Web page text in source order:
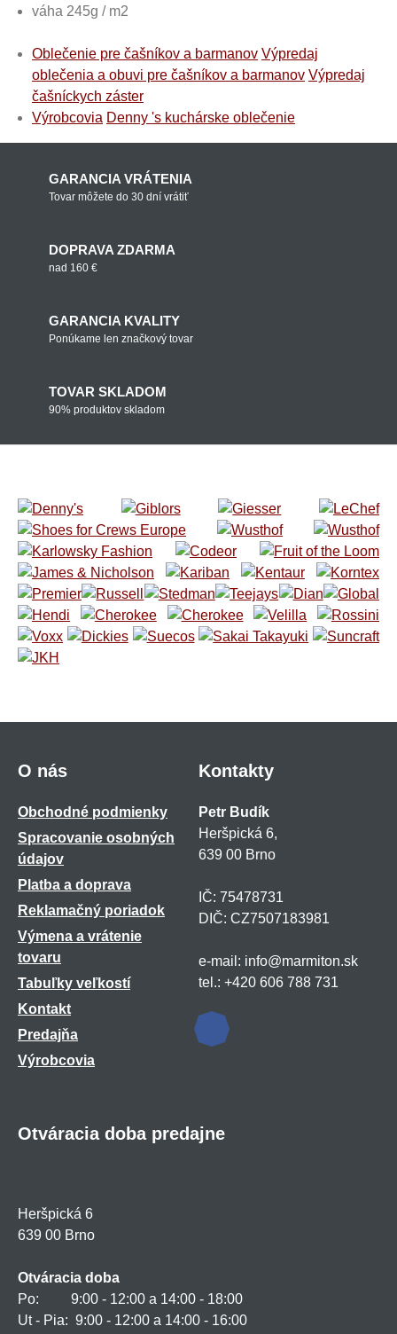
váha 245g / m2
Oblečenie pre čašníkov a barmanov Výpredaj
oblečenia a obuvi pre čašníkov a barmanov Výpredaj
čašníckych záster
Výrobcovia Denny 's kuchárske oblečenie
GARANCIA VRÁTENIA
Tovar môžete do 30 dní vrátiť
DOPRAVA ZDARMA
nad 160 €
GARANCIA KVALITY
Ponúkame len značkový tovar
TOVAR SKLADOM
90% produktov skladom
O nás
Obchodné podmienky
Spracovanie osobných
údajov
Platba a doprava
Reklamačný poriadok
Výmena a vrátenie
tovaru
Tabuľky veľkostí
Kontakt
Predajňa
Výrobcovia
Kontakty
Petr Budík
Heršpická 6,
639 00 Brno
IČ: 75478731
DIČ: CZ7507183981
e-mail: info@marmiton.sk
tel.: +420 606 788 731
Otváracia doba predajne
Heršpická 6
639 00 Brno
Otváracia doba
Po: 9:00 - 12:00 a 14:00 - 18:00
Ut - Pia: 9:00 - 12:00 a 14:00 - 16:00